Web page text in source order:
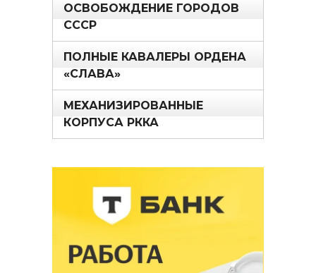
ОСВОБОЖДЕНИЕ ГОРОДОВ
СССР
ПОЛНЫЕ КАВАЛЕРЫ ОРДЕНА
«СЛАВА»
МЕХАНИЗИРОВАННЫЕ
КОРПУСА РККА